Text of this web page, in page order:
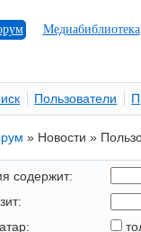
Медиабиблиотека
Пользователи
» Новости »
содержит: